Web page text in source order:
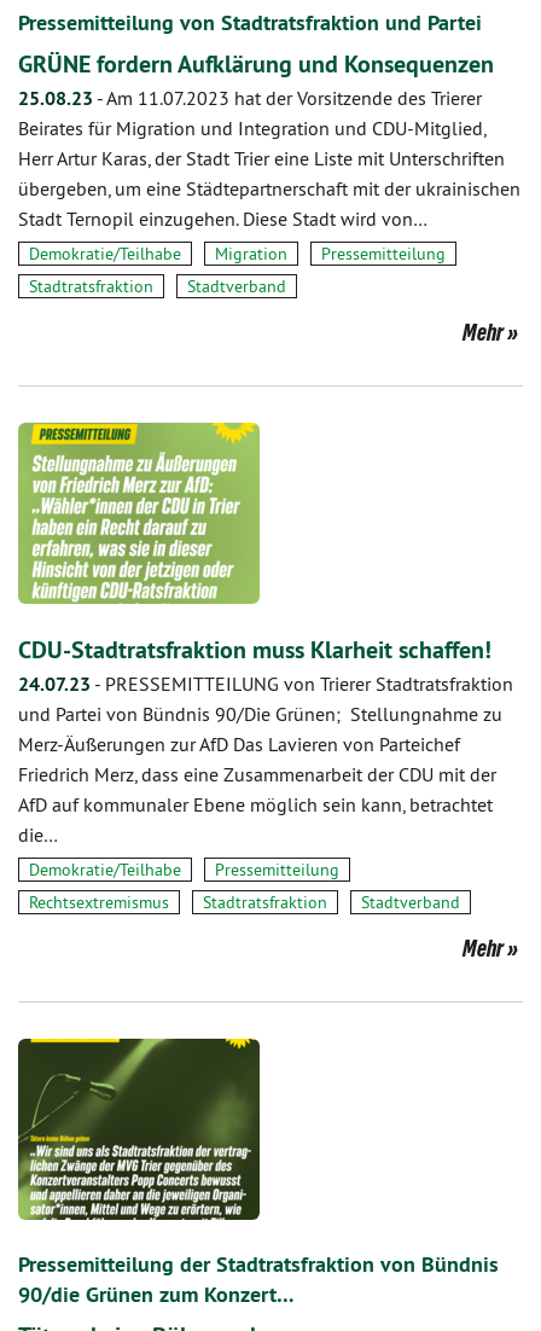
Pressemitteilung von Stadtratsfraktion und Partei
GRÜNE fordern Aufklärung und Konsequenzen
25.08.23 -Am 11.07.2023 hat der Vorsitzende des Trierer
Beirates für Migration und Integration und CDU-Mitglied,
Herr Artur Karas, der Stadt Trier eine Liste mit Unterschriften
übergeben, um eine Städtepartnerschaft mit der ukrainischen
Stadt Ternopil einzugehen. Diese Stadt wird von…
Demokratie/Teilhabe Migration
Pressemitteilung
Stadtratsfraktion
Stadtverband
Mehr
CDU-Stadtratsfraktion muss Klarheit schaffen!
24.07.23 - PRESSEMITTEILUNG von Trierer Stadtratsfraktion
und Partei von Bündnis 90/Die Grünen; Stellungnahme zu
Merz-Äußerungen zur AfD Das Lavieren von Parteichef
Friedrich Merz, dass eine Zusammenarbeit der CDU mit der
AfD auf kommunaler Ebene möglich sein kann, betrachtet
die…
Demokratie/Teilhabe
Pressemitteilung
Rechtsextremismus
Stadtratsfraktion Stadtverband
Mehr
Pressemitteilung der Stadtratsfraktion von Bündnis
90/die Grünen zum Konzert…